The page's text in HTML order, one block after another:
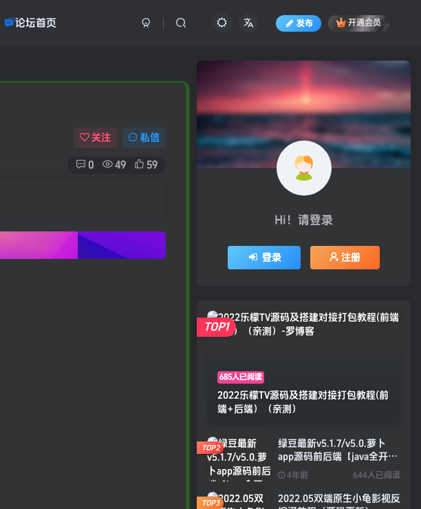
论坛首页 发布 开通会员
关注 私信
0 49 59
Hi！请登录
登录 注册
685人已阅读
2022乐檬TV源码及搭建对接打包教程(前
端+后端）（亲测）
TOP1
绿豆最新v5.1.7/v5.0.萝卜
app源码前后端【java全开源
免授权】
4年前 644人已阅读
TOP2
2022.05双端原生小龟影视反
TOP3